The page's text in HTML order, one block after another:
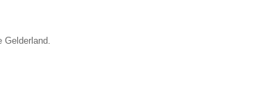
Gelderland.